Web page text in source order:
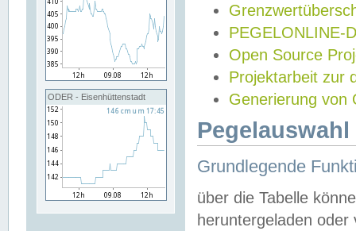
ODER - Eisenhüttenstadt
PEGELONLINE-
Open Source
Projektarbeit zur
Generierung von
Grundlegende
über die Tabelle
heruntergeladen oder